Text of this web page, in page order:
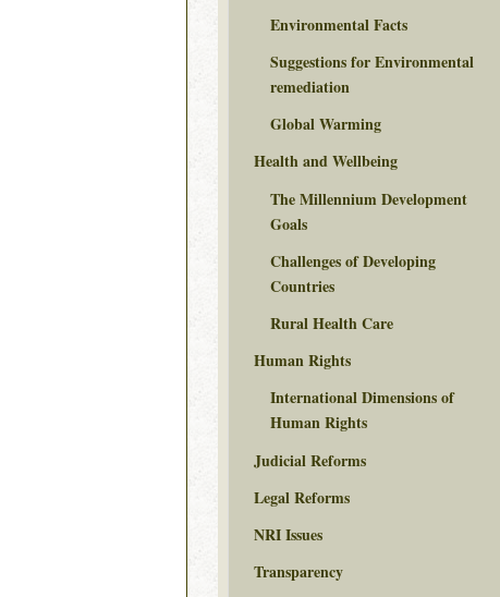
Environmental Facts
Suggestions for Environmental
remediation
Global Warming
Health and Wellbeing
The Millennium Development
Goals
Challenges of Developing
Countries
Rural Health Care
Human Rights
International Dimensions of
Human Rights
Judicial Reforms
Legal Reforms
NRI Issues
Transparency